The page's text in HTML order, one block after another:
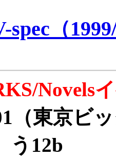
（
Novels
（東京ビ
う12b